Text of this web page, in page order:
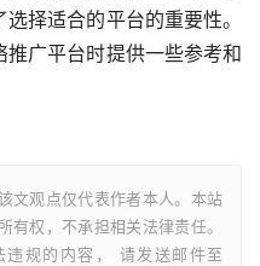
择适合的平台的重要性。
广平台时提供一些参考和
文观点仅代表作者本人。本站
权，不承担相关法律责任。
规的内容， 请发送邮件至